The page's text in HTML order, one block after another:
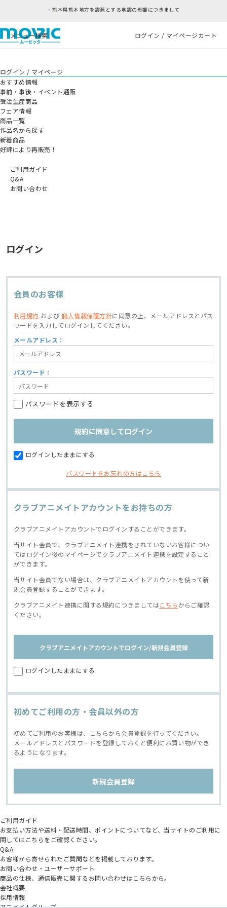
熊本県熊本地方を震源とする地震の影響につきまして
メニュー検索 ログイン / マイページカート
ログイン / マイページ
おすすめ情報
事前・事後・イベント通販
受注生産商品
フェア情報
商品一覧
作品名から探す
新着商品
好評により再販売！
ご利用ガイド
Q&A
お問い合わせ
ログイン
会員のお客様
利用規約 および個人情報保護方針に同意の上、
メールアドレスとパス
ワードを入力してログインしてください。
メールアドレス：
パスワード：
パスワードを表示する
ログインしたままにする
パスワードをお忘れの方はこちら
クラブアニメイトアカウントをお持ちの方
クラブアニメイトアカウントでログインすることができます。
当サイト会員で、クラブアニメイト連携をされていないお客様につい
てはログイン後のマイページでクラブアニメイト連携を設定すること
ができます。
当サイト会員でない場合は、クラブアニメイトアカウントを使って新
規会員登録することができます。
クラブアニメイト連携に関する規約につきましてはこちら からご確認
ください。
クラブアニメイトアカウントでログイン/新規会員登録
ログインしたままにする
初めてご利用の方・会員以外の方
初めてご利用のお客様は、こちらから会員登録を行ってください。
メールアドレスとパスワードを登録しておくと便利にお買い物ができ
るようになります。
ご利用ガイド
お支払い方法や送料・配送時間、ポイントについてなど、当サイトのご利用に
関してはこちらをご確認ください。
Q&A
お客様から寄せられたご質問などを掲載しております。
お問い合わせ・ユーザーサポート
商品の仕様、通信販売に関するお問い合わせはこちらから。
会社概要
採用情報